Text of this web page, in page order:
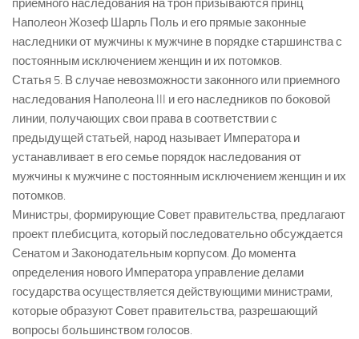
приемного наследования на трон призываются принц
Наполеон Жозеф Шарль Поль и его прямые законные
наследники от мужчины к мужчине в порядке старшинства с
постоянным исключением женщин и их потомков.
Статья 5. В случае невозможности законного или приемного
наследования Наполеона III и его наследников по боковой
линии, получающих свои права в соответствии с
предыдущей статьей, народ называет Императора и
устанавливает в его семье порядок наследования от
мужчины к мужчине с постоянным исключением женщин и их
потомков.
Министры, формирующие Совет правительства, предлагают
проект плебисцита, который последовательно обсуждается
Сенатом и Законодательным корпусом. До момента
определения нового Императора управление делами
государства осуществляется действующими министрами,
которые образуют Совет правительства, разрешающий
вопросы большинством голосов.